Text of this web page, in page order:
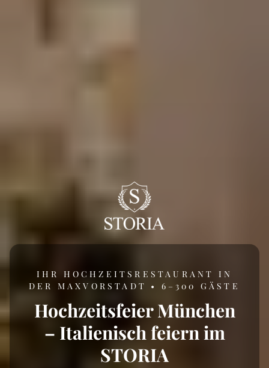
IHR HOCHZEITSRESTAURANT IN
DER MAXVORSTADT • 6–300 GÄSTE
Hochzeitsfeier München
– Italienisch feiern im
STORIA